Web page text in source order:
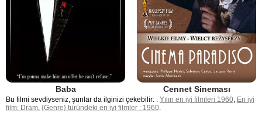
Baba Cennet Sineması
Bu filmi sevdiyseniz, şunlar da ilginizi çekebilir: : Yılın en iyi filmleri 1960, En iyi
film: Dram, {Genre} türündeki en iyi filmler : 1960.